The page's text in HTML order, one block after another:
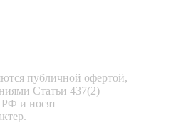
публичной офертой,
Статьи 437(2)
РФ и носят